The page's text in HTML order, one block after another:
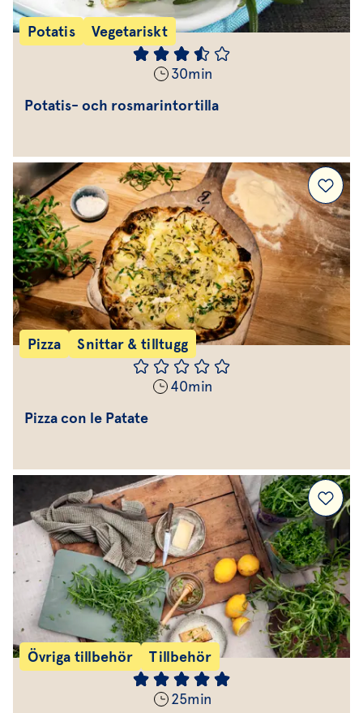
Potatis Vegetariskt
30min
Potatis- och rosmarintortilla
Pizza Snittar & tilltugg
40min
Pizza con le Patate
Övriga tillbehör Tillbehör
25min